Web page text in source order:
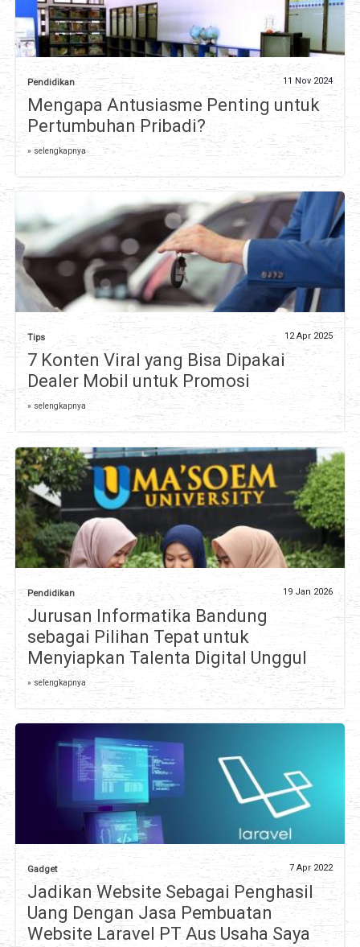
Pendidikan 11 Nov 2024
Mengapa Antusiasme Penting untuk
Pertumbuhan Pribadi?
» selengkapnya
Tips 12 Apr 2025
7 Konten Viral yang Bisa Dipakai
Dealer Mobil untuk Promosi
» selengkapnya
Pendidikan 19 Jan 2026
Jurusan Informatika Bandung
sebagai Pilihan Tepat untuk
Menyiapkan Talenta Digital Unggul
» selengkapnya
Gadget 7 Apr 2022
Jadikan Website Sebagai Penghasil
Uang Dengan Jasa Pembuatan
Website Laravel PT Aus Usaha Saya